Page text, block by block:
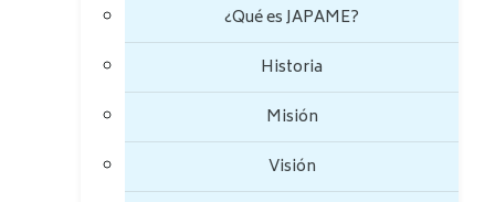
¿Qué es JAPAME?
Historia
Misión
Visión